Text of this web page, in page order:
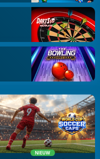
NIEUW